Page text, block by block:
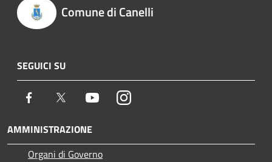
Comune di Canelli
SEGUICI SU
Facebook Twitter YoutubeInstagram
AMMINISTRAZIONE
Organi di Governo